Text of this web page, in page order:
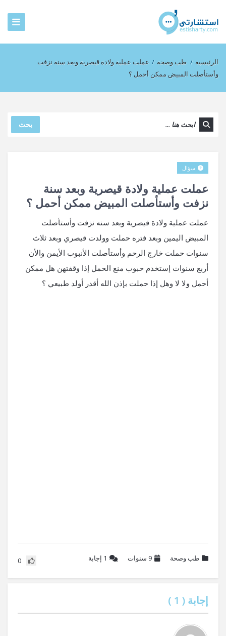
الرئيسية / طب وصحة / عملت عملية ولادة قيصرية وبعد سنة نزفت
وأستأصلت المبيض ممكن أحمل ؟
بحث
عملت عملية ولادة قيصرية وبعد سنة
نزفت وأستأصلت المبيض ممكن أحمل ؟
سؤال
عملت عملية ولادة قيصرية وبعد سنه نزفت وأستأصلت
المبيض اليمين وبعد فتره حملت وولدت قيصري وبعد ثلاث
سنوات حملت خارج الرحم وأستأصلت الأنبوب الأيمن والأن
أربع سنوات إستخدم حبوب منع الحمل إذا وقفتهن هل ممكن
أحمل ولا لا وهل إذا حملت بإذن الله أقدر أولد طبيعي ؟
طب وصحة 9 سنوات 1 إجابة 0
إجابة ( 1
)